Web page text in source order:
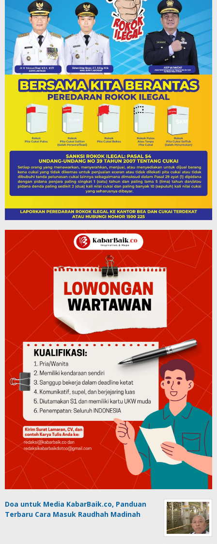
Doa untuk Media KabarBaik.co, Panduan
Terbaru Cara Masuk Raudhah Madinah